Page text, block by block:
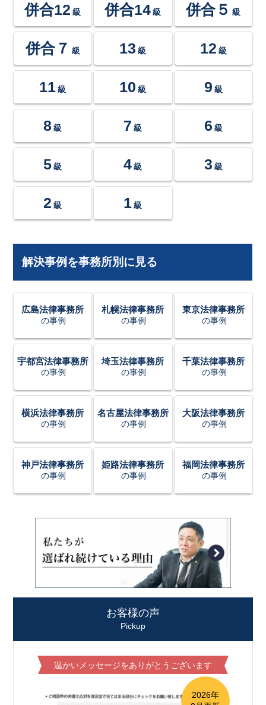
併合12 級 併合14 級 併合５ 級
併合７ 級 13 級 12 級
11 級 10 級 9 級
8 級 7 級 6 級
5 級 4 級 3 級
2 級 1 級
解決事例を事務所別に見る
広島法律事務所
の事例
札幌法律事務所
の事例
東京法律事務所
の事例
宇都宮法律事務所
の事例
埼玉法律事務所
の事例
千葉法律事務所
の事例
横浜法律事務所
の事例
名古屋法律事務所
の事例
大阪法律事務所
の事例
神戸法律事務所
の事例
姫路法律事務所
の事例
福岡法律事務所
の事例
お客様の声
Pickup
温かいメッセージをありがとうございます
2026年